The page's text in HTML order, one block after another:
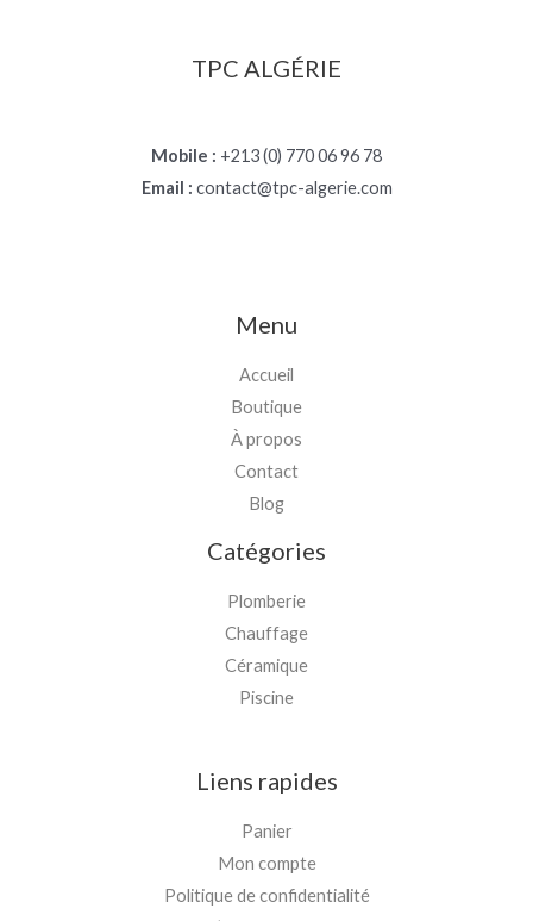
TPC ALGÉRIE
Mobile : +213 (0) 770 06 96 78
Email : contact@tpc-algerie.com
Menu
Accueil
Boutique
À propos
Contact
Blog
Catégories
Plomberie
Chauffage
Céramique
Piscine
Liens rapides
Panier
Mon compte
Politique de confidentialité